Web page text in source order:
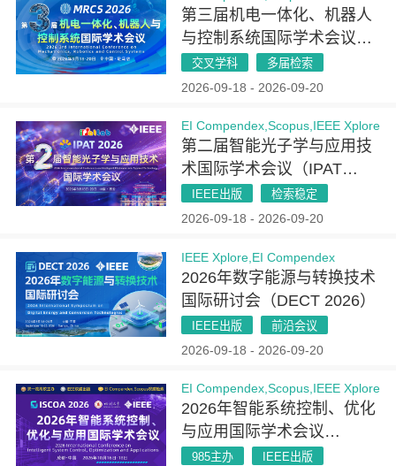
第三届机电一体化、机器人
与控制系统国际学术会议
(MRCS 2026)
交叉学科 多届检索
2026-09-18 - 2026-09-20
EI Compendex,Scopus,IEEE Xplore
第二届智能光子学与应用技
术国际学术会议（IPAT
2026）
IEEE出版 检索稳定
2026-09-18 - 2026-09-20
IEEE Xplore,EI Compendex
2026年数字能源与转换技术
国际研讨会（DECT 2026）
IEEE出版 前沿会议
2026-09-18 - 2026-09-20
EI Compendex,Scopus,IEEE Xplore
2026年智能系统控制、优化
与应用国际学术会议
（ISCOA 2026）
985主办 IEEE出版